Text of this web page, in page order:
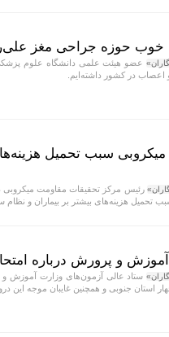
حوزه جراحی مغز
عضو هیئت علمی دانشگاه علوم
در کشور داشته‌ایم.
سبب تحمیل
رئیس مرکز تحقیقات مقاومت
سبب تحمیل هزینه‌های بیشتر بر بیماران و
و پرورش درباره امتحانات نهایی
ستاد عالی آزمون‌های وزارت آموزش و
استان جنوبی و همچنین غایبان موجه